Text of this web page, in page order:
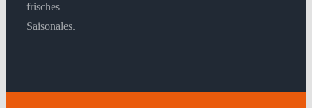
frisches
Saisonales.